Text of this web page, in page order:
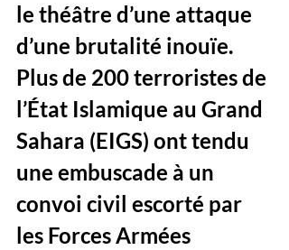
le théâtre d’une attaque
d’une brutalité inouïe.
Plus de 200 terroristes de
l’État Islamique au Grand
Sahara (EIGS) ont tendu
une embuscade à un
convoi civil escorté par
les Forces Armées